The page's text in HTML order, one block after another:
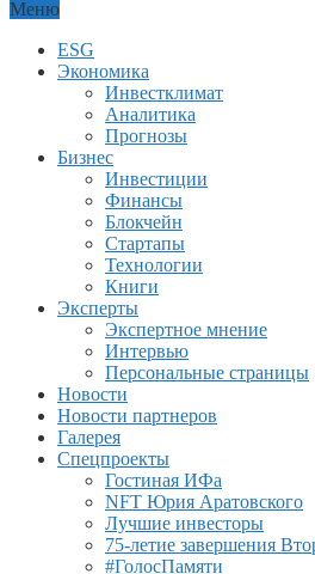
Меню
ESG
Экономика
Инвестклимат
Аналитика
Прогнозы
Бизнес
Инвестиции
Финансы
Блокчейн
Стартапы
Технологии
Книги
Эксперты
Экспертное мнение
Интервью
Персональные страницы
Новости
Новости партнеров
Галерея
Спецпроекты
Гостиная ИФа
NFT Юрия Аратовского
Лучшие инвесторы
75-летие завершения
#ГолосПамяти